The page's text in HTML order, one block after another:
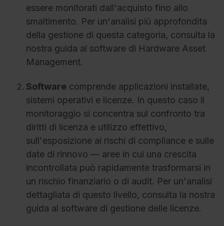
essere monitorati dall'acquisto fino allo
smaltimento. Per un'analisi più approfondita
della gestione di questa categoria, consulta la
nostra guida al software di Hardware Asset
Management.
Software comprende applicazioni installate,
sistemi operativi e licenze. In questo caso il
monitoraggio si concentra sul confronto tra
diritti di licenza e utilizzo effettivo,
sull'esposizione ai rischi di compliance e sulle
date di rinnovo — aree in cui una crescita
incontrollata può rapidamente trasformarsi in
un rischio finanziario o di audit. Per un'analisi
dettagliata di questo livello, consulta la nostra
guida al software di gestione delle licenze.